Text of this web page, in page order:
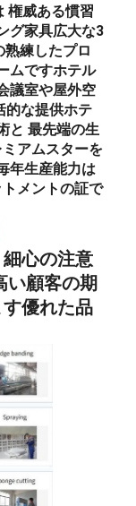
権威ある慣習
グ家具広大な3
練したプロ
ムですホテル
議室や屋外空
的な提供ホテ
と 最先端の生
アムスターを
年生産能力は
メントの証で
心の注意
い顧客の期
優れた品